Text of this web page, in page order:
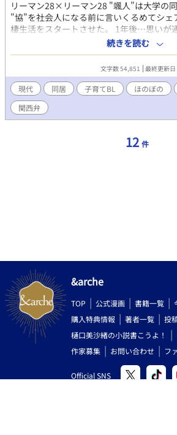
リーマン28×リーマン28 "颯人"は大学の
"協"を社会人になる前に言いくるめてシェ
棲生活をスタートさせた。 1年後…思いが
り4年が過ぎても"颯人"から溺愛甘めの穏
た。 あの日までは…。 「僕は絃5歳です。
って。今日からここで暮らすのでよろし
りと頭を下げてるやん!! なんて、礼儀正し
って？ 颯人の息子5歳…って言うたやんな
穏やかな毎日から いきなり5歳の子との同
人家族?! ハラハラドキドキはありません…
日々を過ごす彼たちです。 *人間の見えな
しだけ、児童虐待の表現があります。過去
続きを読む
文字数 54,851 最終更新
現代 同居 子育てBL ほのぼの
関西弁
12 件
&arche
TOP 公式漫画 書籍一覧
購入特典情報
著者一覧 投
樋口美沙緒の小説書こうよ！
作家募集
お問い合わせ フ
Official SNS